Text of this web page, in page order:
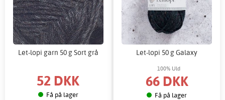
Let-lopi garn 50 g Sort grå
52 DKK
Få på lager
Let-lopi 50 g Galaxy
100% Uld
66 DKK
Få på lager